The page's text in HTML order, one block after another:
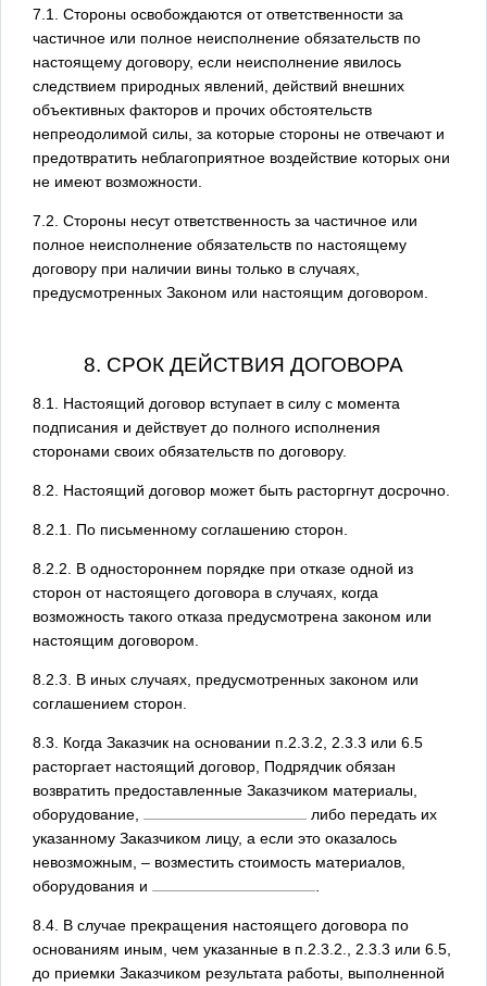
7.1. Стороны освобождаются от ответственности за
частичное или полное неисполнение обязательств по
настоящему договору, если неисполнение явилось
следствием природных явлений, действий внешних
объективных факторов и прочих обстоятельств
непреодолимой силы, за которые стороны не отвечают и
предотвратить неблагоприятное воздействие которых они
не имеют возможности.
7.2. Стороны несут ответственность за частичное или
полное неисполнение обязательств по настоящему
договору при наличии вины только в случаях,
предусмотренных Законом или настоящим договором.
8. СРОК ДЕЙСТВИЯ ДОГОВОРА
8.1. Настоящий договор вступает в силу с момента
подписания и действует до полного исполнения
сторонами своих обязательств по договору.
8.2. Настоящий договор может быть расторгнут досрочно.
8.2.1. По письменному соглашению сторон.
8.2.2. В одностороннем порядке при отказе одной из
сторон от настоящего договора в случаях, когда
возможность такого отказа предусмотрена законом или
настоящим договором.
8.2.3. В иных случаях, предусмотренных законом или
соглашением сторон.
8.3. Когда Заказчик на основании п.2.3.2, 2.3.3 или 6.5
расторгает настоящий договор, Подрядчик обязан
возвратить предоставленные Заказчиком материалы,
оборудование,
либо передать их
указанному Заказчиком лицу, а если это оказалось
невозможным, – возместить стоимость материалов,
оборудования и
8.4. В случае прекращения настоящего договора по
основаниям иным, чем указанные в п.2.3.2., 2.3.3 или 6.5,
до приемки Заказчиком результата работы, выполненной